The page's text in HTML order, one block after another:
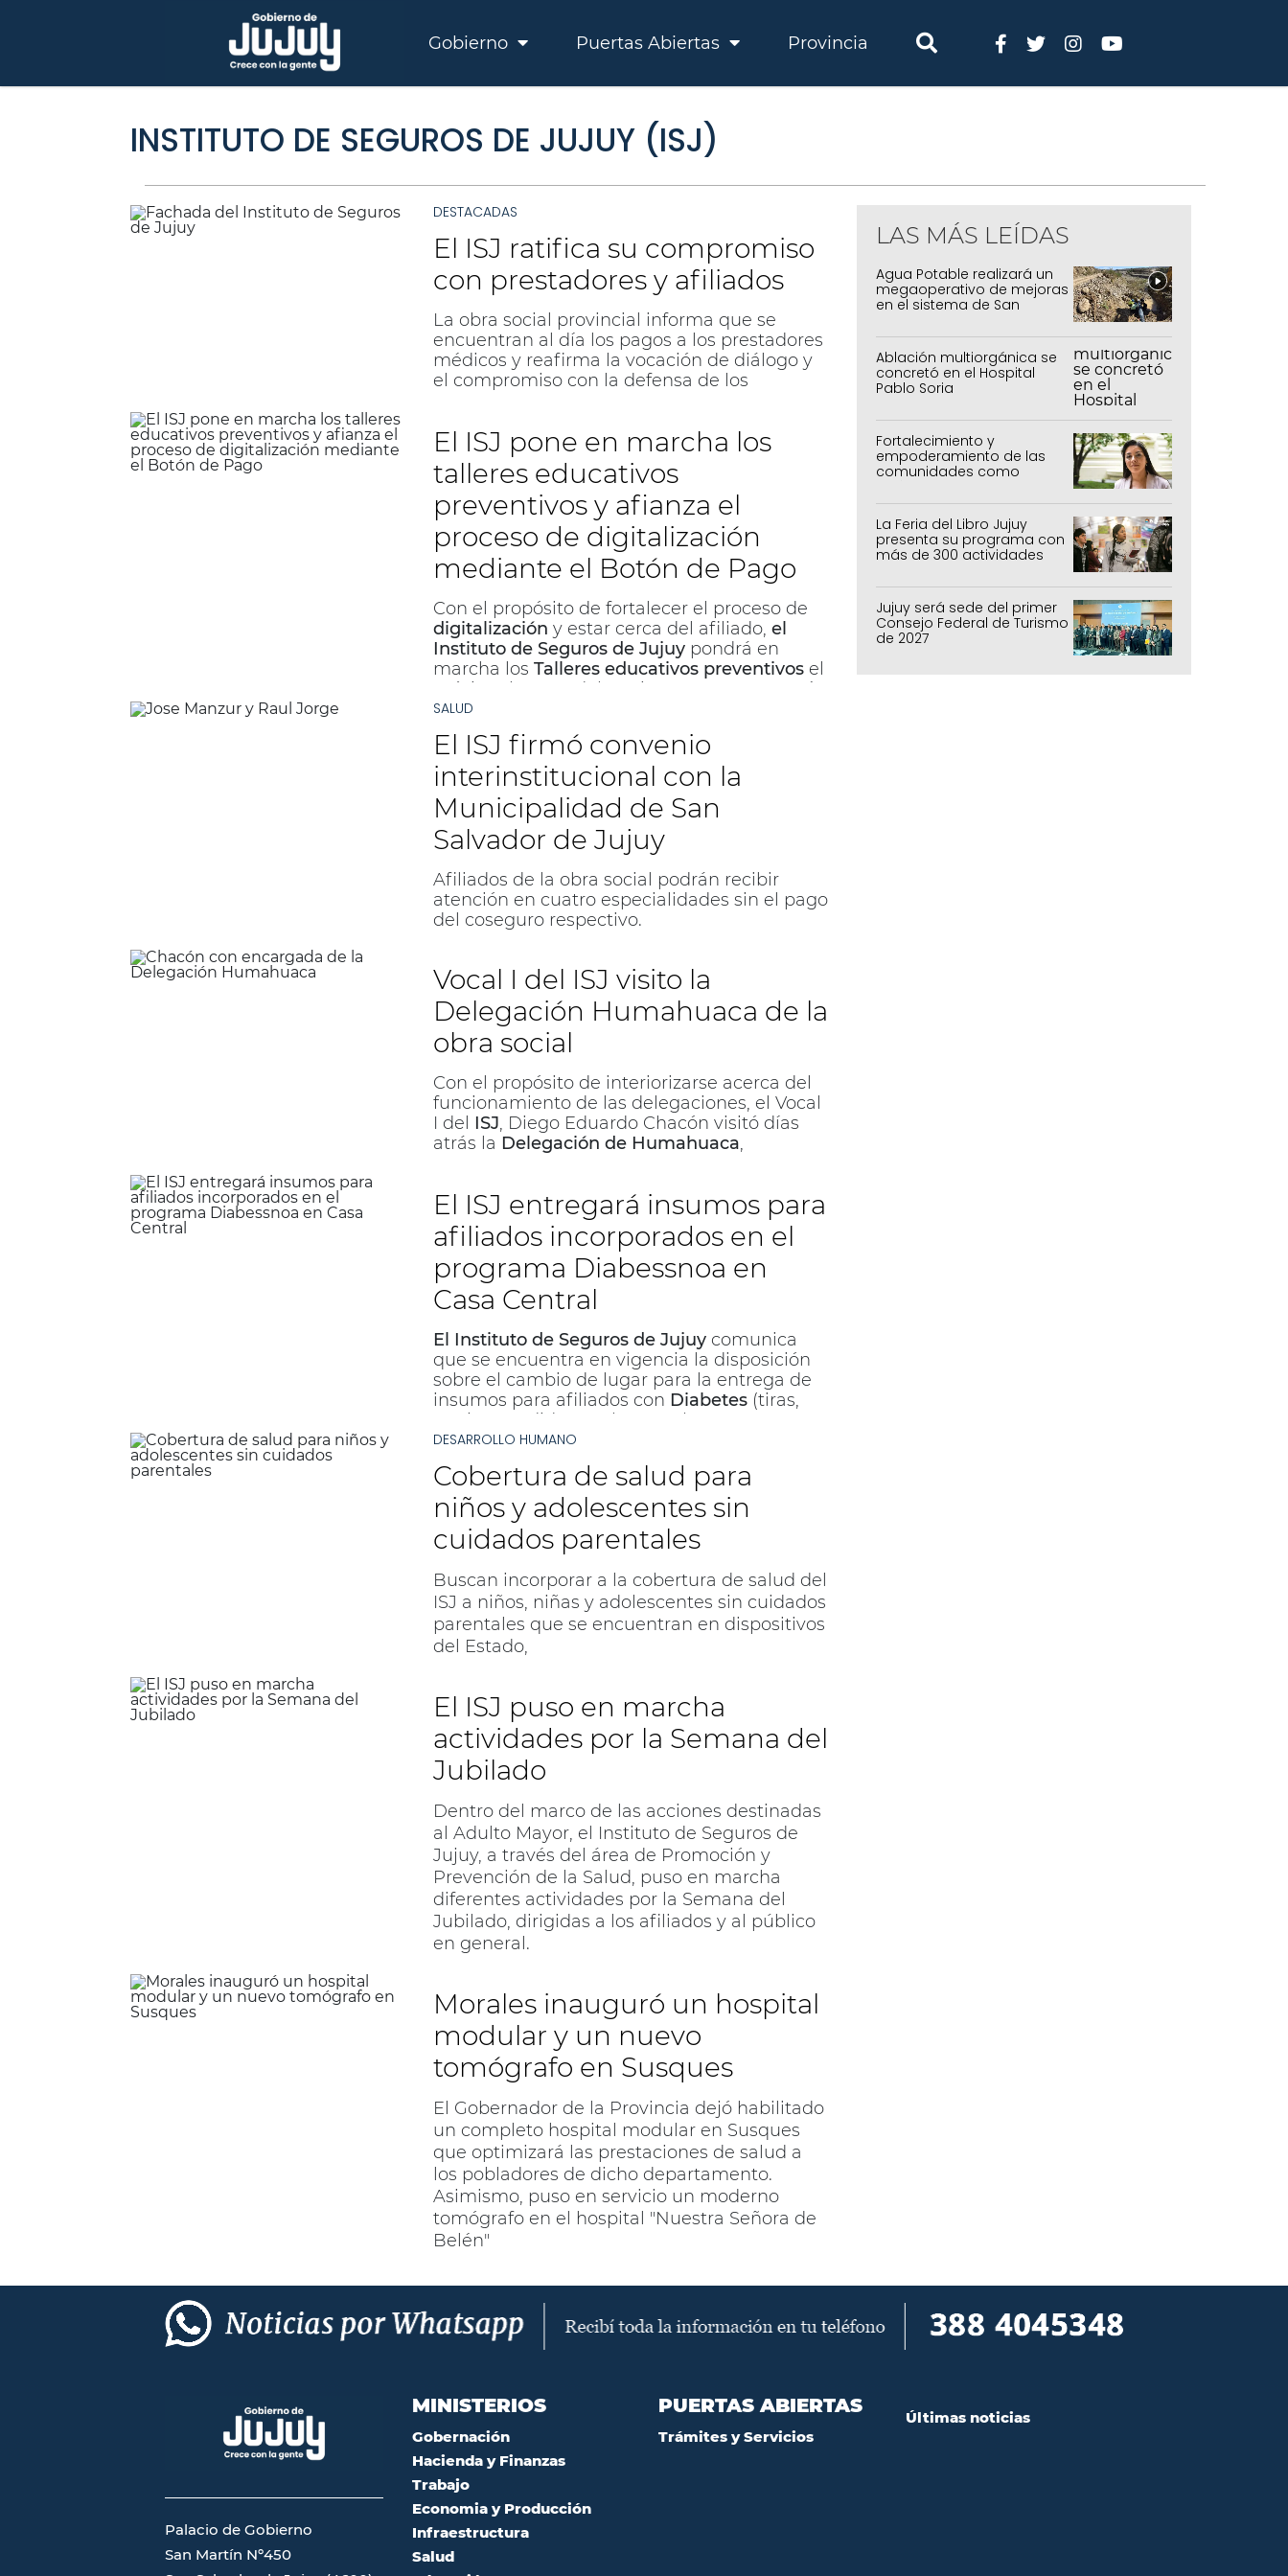
Gobierno Puertas Abiertas Provincia
INSTITUTO DE SEGUROS DE JUJUY (ISJ)
DESTACADAS
El ISJ ratifica su compromiso
con prestadores y afiliados
La obra social provincial informa que se
encuentran al día los pagos a los prestadores
médicos y reafirma la vocación de diálogo y
el compromiso con la defensa de los
El ISJ pone en marcha los
talleres educativos
preventivos y afianza el
proceso de digitalización
mediante el Botón de Pago
Con el propósito de fortalecer el proceso de
digitalización y estar cerca del afiliado, el
Instituto de Seguros de Jujuypondrá en
marcha los Talleres educativos preventivosel
próximo lunes 7 del corriente mes, como así
también se afianza la participación de la obra
social en las actividades impulsadas desde la
Municipalidad y el Ministerio de Salud de la
Provinciay se realza la vigencia del
Pagopara abonar cuota de Adherentes
Voluntarios y coseguros de prótesis, ortesis y
medicamentos provistos por el ISJ, así lo
anunciaron autoridades de la obra social en
contacto con medios locales.
SALUD
El ISJ firmó convenio
interinstitucional con la
Municipalidad de San
Salvador de Jujuy
Afiliados de la obra social podrán recibir
atención en cuatro especialidades sin el pago
del coseguro respectivo.
Vocal I del ISJ visito la
Delegación Humahuaca de la
obra social
Con el propósito de interiorizarse acerca del
funcionamiento de las delegaciones, el Vocal
I del ISJ, Diego Eduardo Chacón visitó días
atrás la Delegación de Humahuaca,
dependencia de laobra social , como así
también aunar criterios de trabajo conjunto.
El ISJ entregará insumos para
afiliados incorporados en el
programa Diabessnoa en
Casa Central
El Instituto de Seguros de Jujuycomunica
que se encuentra en vigencia la disposición
sobre el cambio de lugar para la entrega de
insumos para afiliados con Diabetes (tiras,
agujas, medidores y lansetas), que se
realizará en el sector de Deposito del
subsuelo de Casa central, ubicada en
845en el horario de 7,30 a 13,30.
DESARROLLO HUMANO
Cobertura de salud para
niños y adolescentes sin
cuidados parentales
Buscan incorporar a la cobertura de salud del
ISJ a niños, niñas y adolescentes sin cuidados
parentales que se encuentran en dispositivos
del Estado,
El ISJ puso en marcha
actividades por la Semana del
Jubilado
Dentro del marco de las acciones destinadas
al Adulto Mayor, el Instituto de Seguros de
Jujuy, a través del área de Promoción y
Prevención de la Salud, puso en marcha
diferentes actividades por la Semana del
Jubilado, dirigidas a los afiliados y al público
en general.
Morales inauguró un hospital
modular y un nuevo
tomógrafo en Susques
El Gobernador de la Provincia dejó habilitado
un completo hospital modular en Susques
que optimizará las prestaciones de salud a
los pobladores de dicho departamento.
Asimismo, puso en servicio un moderno
tomógrafo en el hospital "Nuestra Señora de
Belén"
LAS MÁS LEÍDAS
Agua Potable realizará un
megaoperativo de mejoras
en el sistema de San
Ablación multiorgánica se
concretó en el Hospital
Pablo Soria
Fortalecimiento y
empoderamiento de las
comunidades como
La Feria del Libro Jujuy
presenta su programa con
más de 300 actividades
Jujuy será sede del primer
Consejo Federal de Turismo
de 2027
Palacio de Gobierno
San Martín Nº450
MINISTERIOS
Gobernación
Hacienda y Finanzas
Trabajo
Economia y Producción
Infraestructura
Salud
PUERTAS ABIERTAS
Trámites y Servicios
Últimas noticias